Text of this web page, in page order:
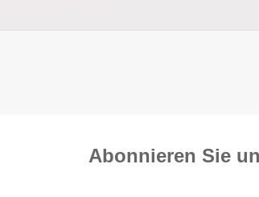
Abonnieren Sie